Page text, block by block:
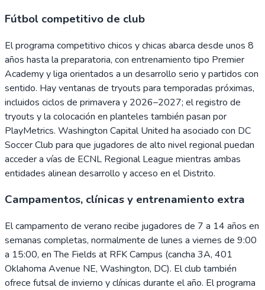
Fútbol competitivo de club
El programa competitivo chicos y chicas abarca desde unos 8
años hasta la preparatoria, con entrenamiento tipo Premier
Academy y liga orientados a un desarrollo serio y partidos con
sentido. Hay ventanas de tryouts para temporadas próximas,
incluidos ciclos de primavera y 2026–2027; el registro de
tryouts y la colocación en planteles también pasan por
PlayMetrics. Washington Capital United ha asociado con DC
Soccer Club para que jugadores de alto nivel regional puedan
acceder a vías de ECNL Regional League mientras ambas
entidades alinean desarrollo y acceso en el Distrito.
Campamentos, clínicas y entrenamiento extra
El campamento de verano recibe jugadores de 7 a 14 años en
semanas completas, normalmente de lunes a viernes de 9:00
a 15:00, en The Fields at RFK Campus (cancha 3A, 401
Oklahoma Avenue NE, Washington, DC). El club también
ofrece futsal de invierno y clínicas durante el año. El programa